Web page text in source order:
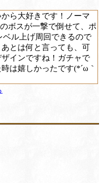
ら大好きです！ノーマ
ボスが一撃で倒せて、ポ
ベル上げ周回できるので
とは何と言っても、可
インですね！ガチャで
は嬉しかったです(*´ω｀